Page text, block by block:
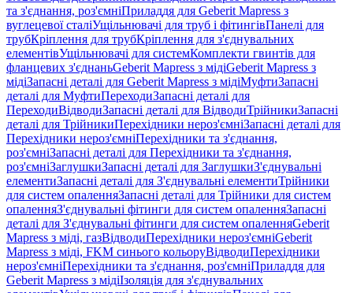
та з'єднання, роз'ємніПриладдя для Geberit Mapress з
вуглецевої сталіУщільнювачі для труб і фітингівПанелі для
трубКріплення для трубКріплення для з'єднувальних
елементівУщільнювачі для системКомплекти гвинтів для
фланцевих з'єднаньGeberit Mapress з мідіGeberit Mapress з
мідіЗапасні деталі для Geberit Mapress з мідіМуфтиЗапасні
деталі для МуфтиПереходиЗапасні деталі для
ПереходиВідводиЗапасні деталі для ВідводиТрійникиЗапасні
деталі для ТрійникиПерехідники нероз'ємніЗапасні деталі для
Перехідники нероз'ємніПерехідники та з'єднання,
роз'ємніЗапасні деталі для Перехідники та з'єднання,
роз'ємніЗаглушкиЗапасні деталі для ЗаглушкиЗ'єднувальні
елементиЗапасні деталі для З'єднувальні елементиТрійники
для систем опаленняЗапасні деталі для Трійники для систем
опаленняЗ'єднувальні фітинги для систем опаленняЗапасні
деталі для З'єднувальні фітинги для систем опаленняGeberit
Mapress з міді, газВідводиПерехідники нероз'ємніGeberit
Mapress з міді, FKM синього кольоруВідводиПерехідники
нероз'ємніПерехідники та з'єднання, роз'ємніПриладдя для
Geberit Mapress з мідіІзоляція для з'єднувальних